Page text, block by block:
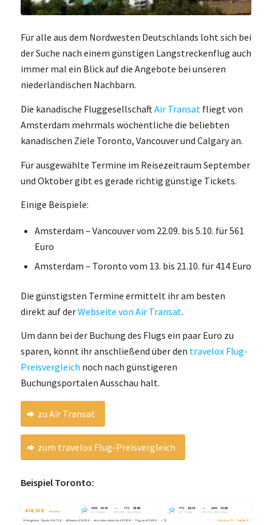
Für alle aus dem Nordwesten Deutschlands loht sich bei
der Suche nach einem günstigen Langstreckenflug auch
immer mal ein Blick auf die Angebote bei unseren
niederländischen Nachbarn.
Die kanadische Fluggesellschaft Air Transat fliegt von
Amsterdam mehrmals wöchentliche die beliebten
kanadischen Ziele Toronto, Vancouver und Calgary an.
Für ausgewählte Termine im Reisezeitraum September
und Oktober gibt es gerade richtig günstige Tickets.
Einige Beispiele:
Amsterdam – Vancouver vom 22.09. bis 5.10. für 561
Euro
Amsterdam – Toronto vom 13. bis 21.10. für 414 Euro
Die günstigsten Termine ermittelt ihr am besten
direkt auf derWebseite von Air Transat.
Um dann bei der Buchung des Flugs ein paar Euro zu
sparen, könnt ihr anschließend über den travelox Flug-
Preisvergleich noch nach günstigeren
Buchungsportalen Ausschau halt.
zu Air Transat
zum travelox Flug-Preisvergleich
Beispiel Toronto: